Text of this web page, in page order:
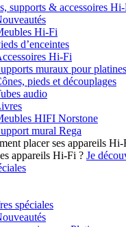
supports & accessoires
Hi-Fi
d’enceintes
Hi-Fi
muraux pour
pieds et découplages
audio
HIFI Norstone
mural Rega
appareils Hi-Fi ? Je
spéciales